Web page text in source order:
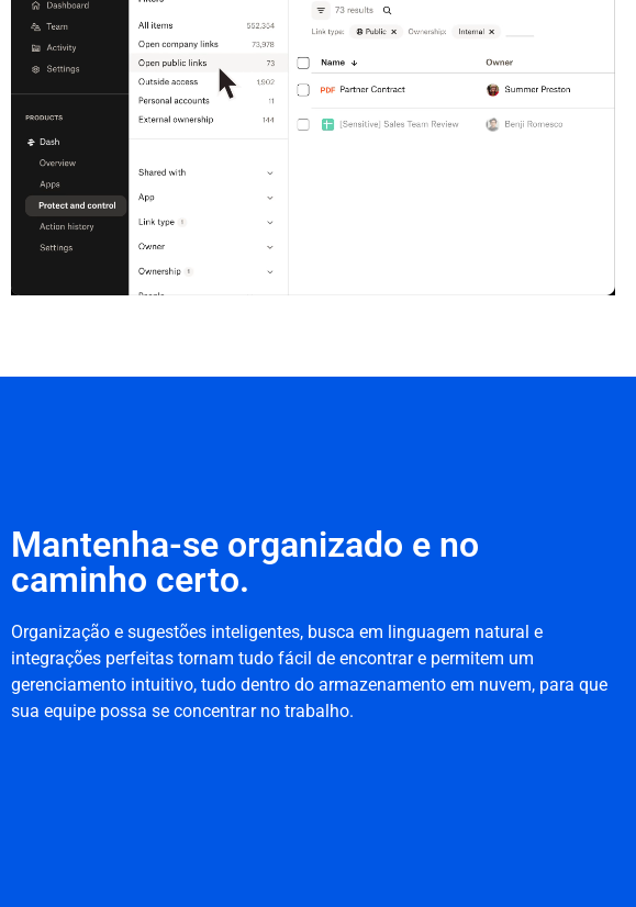
Mantenha-se organizado e no
caminho certo.
Organização e sugestões inteligentes, busca em linguagem natural e
integrações perfeitas tornam tudo fácil de encontrar e permitem um
gerenciamento intuitivo, tudo dentro do armazenamento em nuvem, para que
sua equipe possa se concentrar no trabalho.